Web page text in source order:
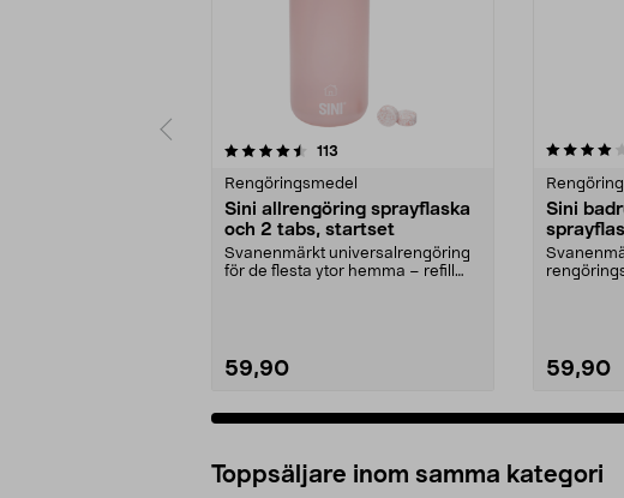
113
Rengöringsmedel
Sini allrengöring sprayflaska
och 2 tabs, startset
Svanenmärkt universalrengöring
för de flesta ytor hemma – refill
59,90
4.0av 5 stjärnor
Sini
startset
59,90
Toppsäljare inom samma kategori